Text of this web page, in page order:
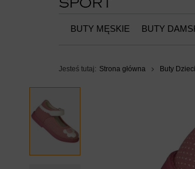
BUTY MĘSKIE BUTY
Jesteś tutaj: Strona główna Buty